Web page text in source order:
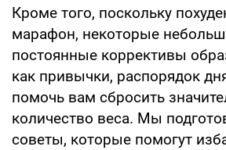
Кроме того, поскольку
марафон, некоторые
постоянные коррективы
как привычки, распорядок
помочь вам сбросить
количество веса. Мы
советы, которые помогут